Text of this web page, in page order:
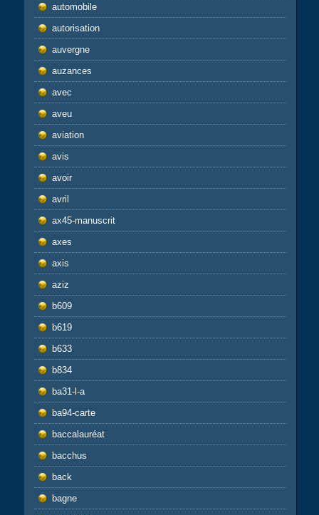
automobile
autorisation
auvergne
auzances
avec
aveu
aviation
avis
avoir
avril
ax45-manuscrit
axes
axis
aziz
b609
b619
b633
b834
ba31-l-a
ba94-carte
baccalauréat
bacchus
back
bagne